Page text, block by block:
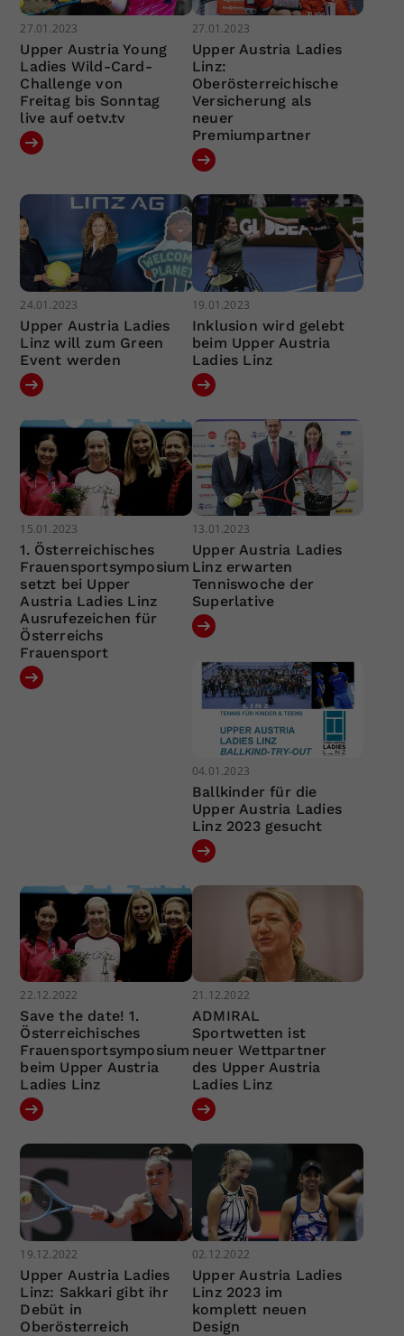
27.01.2023
Upper Austria Young
Ladies Wild-Card-
Challenge von
Freitag bis Sonntag
live auf oetv.tv
27.01.2023
Upper Austria Ladies
Linz:
Oberösterreichische
Versicherung als
neuer
Premiumpartner
24.01.2023
Upper Austria Ladies
Linz will zum Green
Event werden
19.01.2023
Inklusion wird gelebt
beim Upper Austria
Ladies Linz
15.01.2023
1. Österreichisches
Frauensportsymposium
setzt bei Upper
Austria Ladies Linz
Ausrufezeichen für
Österreichs
Frauensport
13.01.2023
Upper Austria Ladies
Linz erwarten
Tenniswoche der
Superlative
04.01.2023
Ballkinder für die
Upper Austria Ladies
Linz 2023 gesucht
22.12.2022
Save the date! 1.
Österreichisches
Frauensportsymposium
beim Upper Austria
Ladies Linz
21.12.2022
ADMIRAL
Sportwetten ist
neuer Wettpartner
des Upper Austria
Ladies Linz
19.12.2022
Upper Austria Ladies
Linz: Sakkari gibt ihr
Debüt in
Oberösterreich
02.12.2022
Upper Austria Ladies
Linz 2023 im
komplett neuen
Design